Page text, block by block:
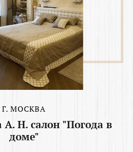
Г. МОСКВА
Н. салон "Погода в
доме"